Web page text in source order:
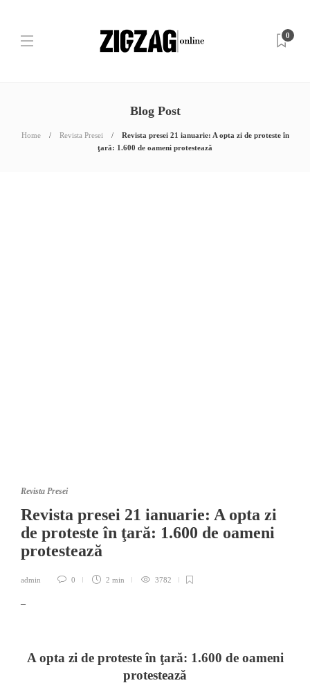
0
Blog Post
Home Revista Presei
Revista presei 21 ianuarie: A opta zi de proteste în
ţară: 1.600 de oameni protestează
Revista Presei
Revista presei 21 ianuarie: A opta zi
de proteste în ţară: 1.600 de oameni
protestează
admin 0 2 min 3782
–
A opta zi de protesteîn ţară: 1.600 de oameni
protestează